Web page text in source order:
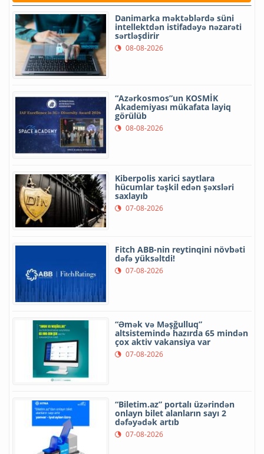
Danimarka məktəblərdə süni
intellektdən istifadəyə nəzarəti
sərtləşdirir
08-08-2026
“Azərkosmos”un KOSMİK
Akademiyası mükafata layiq
görülüb
08-08-2026
Kiberpolis xarici saytlara
hücumlar təşkil edən şəxsləri
saxlayıb
07-08-2026
Fitch ABB-nin reytinqini növbəti
dəfə yüksəltdi!
07-08-2026
“Əmək və Məşğulluq”
altsistemində hazırda 65 mindən
çox aktiv vakansiya var
07-08-2026
“Biletim.az” portalı üzərindən
onlayn bilet alanların sayı 2
dəfəyədək artıb
07-08-2026